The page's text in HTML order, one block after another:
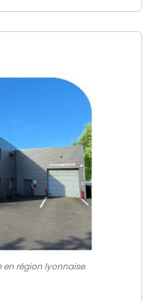
en région lyonnaise.